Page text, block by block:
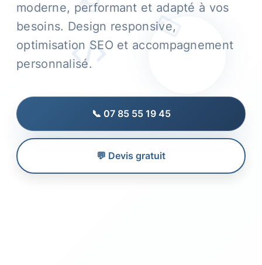
moderne, performant et adapté à vos
besoins. Design responsive,
optimisation SEO et accompagnement
personnalisé.
📞 07 85 55 19 45
💬 Devis gratuit